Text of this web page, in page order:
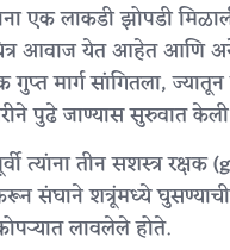
एक लाकडी झोपडी
आवाज येत आहेत
मार्ग सांगितला,
पुढे जाण्यास सुरुवात
त्यांना तीन सशस्त्र
संघाने शत्रूंमध्ये
लावलेले होते.